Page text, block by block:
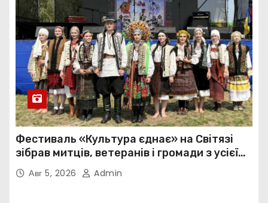
Фестиваль «Культура єднає» на Світязі
зібрав митців, ветеранів і громади з усієї
України
Авг 5, 2026 Admin